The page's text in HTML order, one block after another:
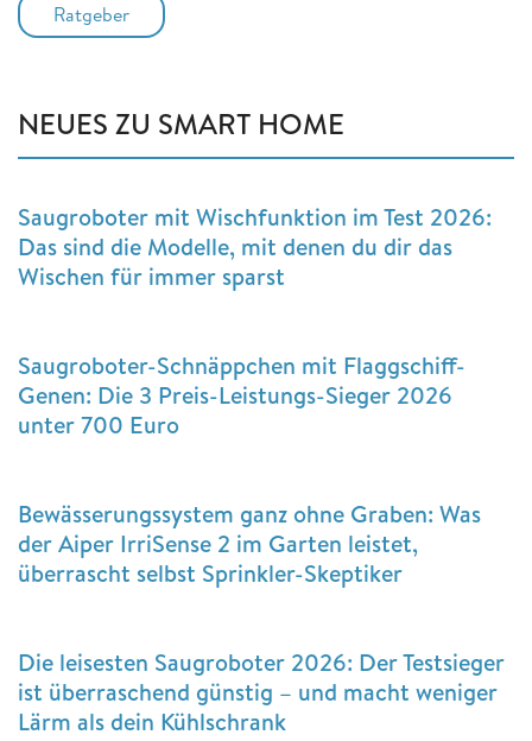
Ratgeber
NEUES ZU SMART HOME
Saugroboter mit Wischfunktion im Test 2026:
Das sind die Modelle, mit denen du dir das
Wischen für immer sparst
Saugroboter-Schnäppchen mit Flaggschiff-
Genen: Die 3 Preis-Leistungs-Sieger 2026
unter 700 Euro
Bewässerungssystem ganz ohne Graben: Was
der Aiper IrriSense 2 im Garten leistet,
überrascht selbst Sprinkler-Skeptiker
Die leisesten Saugroboter 2026: Der Testsieger
ist überraschend günstig – und macht weniger
Lärm als dein Kühlschrank